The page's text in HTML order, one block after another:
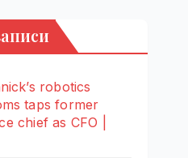
robotics
taps former
chief as CFO |